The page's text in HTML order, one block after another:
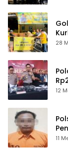
28
12
11